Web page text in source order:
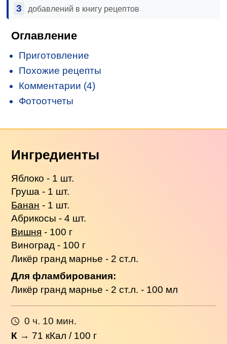
3 добавлений в книгу рецептов
Оглавление
Приготовление
Похожие рецепты
Комментарии (4)
Фотоотчеты
Ингредиенты
Яблоко - 1 шт.
Груша - 1 шт.
Банан - 1 шт.
Абрикосы - 4 шт.
Вишня - 100 г
Виноград - 100 г
Ликёр гранд марнье - 2 ст.л.
Для фламбирования:
Ликёр гранд марнье - 2 ст.л. - 100 мл
0 ч. 10 мин.
К → 71 кКал / 100 г